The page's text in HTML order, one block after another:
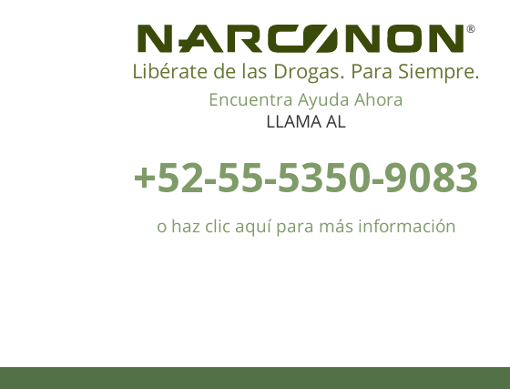
®
Libérate de las Drogas. Para Siempre.
Encuentra Ayuda Ahora
LLAMA AL
+52-55-5350-9083
o haz clic aquí para más información